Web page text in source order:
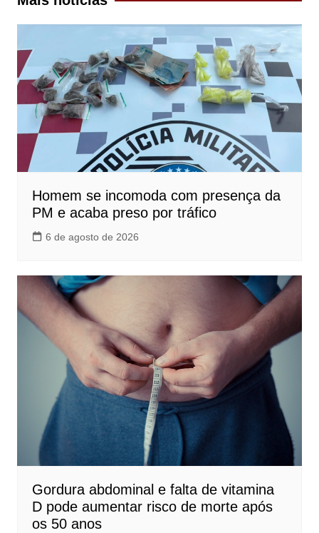
Homem se incomoda com presença da
PM e acaba preso por tráfico
6 de agosto de 2026
Gordura abdominal e falta de vitamina
D pode aumentar risco de morte após
os 50 anos